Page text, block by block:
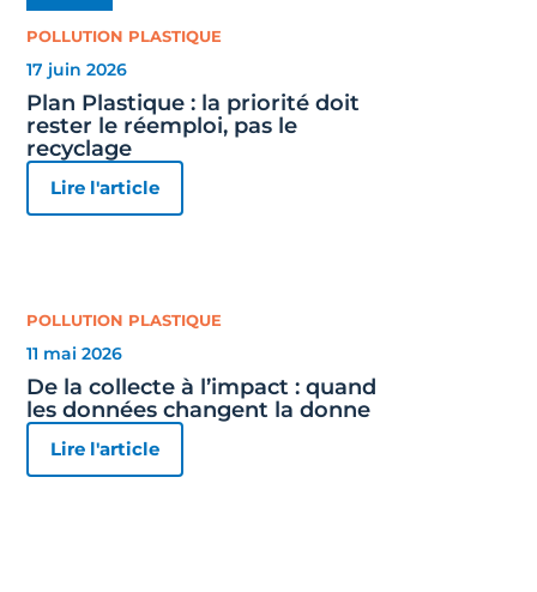
POLLUTION PLASTIQUE
17 juin 2026
Plan Plastique : la priorité doit
rester le réemploi, pas le
recyclage
Lire l'article
POLLUTION PLASTIQUE
11 mai 2026
De la collecte à l’impact : quand
les données changent la donne
Lire l'article